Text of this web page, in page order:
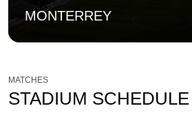
MONTERREY
MATCHES
STADIUM SCHEDULE